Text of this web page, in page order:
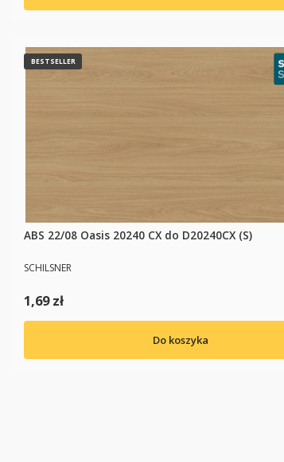
BESTSELLER
ABS 22/08 Oasis 20240 CX do D20240CX (S)
PRODUCENT
SCHILSNER
Cena
1,69 zł
Do koszyka